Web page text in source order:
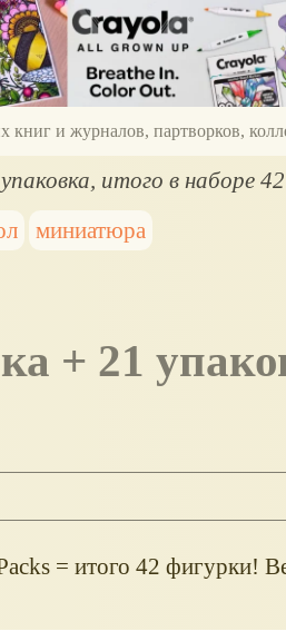
книг и журналов, партворков,
итого в наборе
миниатюра
= итого 42 фигурки!